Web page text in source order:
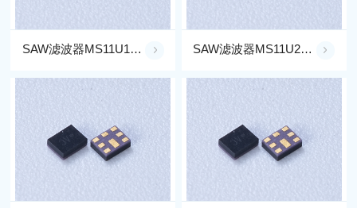
SAW滤波器MS11U1G17-G5 SAW滤波器MS11U2G59-RX41NC